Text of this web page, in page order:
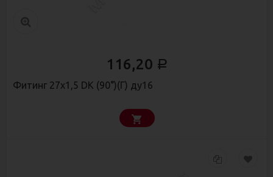
116,20 Р
Фитинг 27х1,5 DK (90°)(Г) ду16